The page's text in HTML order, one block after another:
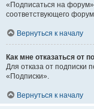
«Подписаться на
соответствующего
Вернуться к началу
Как мне отказаться от
Для отказа от подписки
«Подписки».
Вернуться к началу